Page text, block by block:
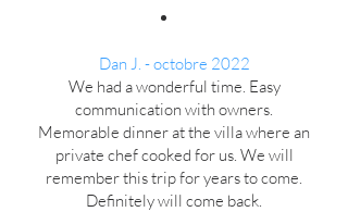
Dan J. - octobre 2022
We had a wonderful time. Easy
communication with owners.
Memorable dinner at the villa where an
private chef cooked for us. We will
remember this trip for years to come.
Definitely will come back.